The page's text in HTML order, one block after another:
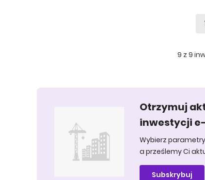
9 z 9
Otrzymuj
inwestycji
Wybierz
a prześlemy Ci
Subskrybuj